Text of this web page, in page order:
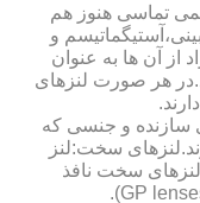
تماسی هنوز هم
و
از آن ها به عنوان
هر صورت لنزهای
سازنده و جنسی که
سخت:لنز
سخت نافذ